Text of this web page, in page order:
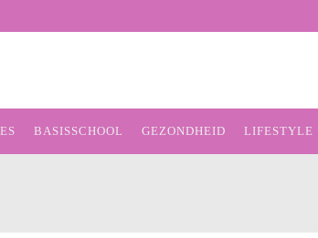
BASISSCHOOL GEZONDHEID LIFESTYLE